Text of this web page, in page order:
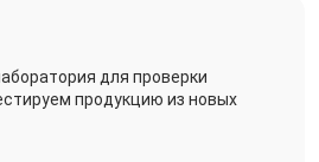
для проверки
продукцию из новых